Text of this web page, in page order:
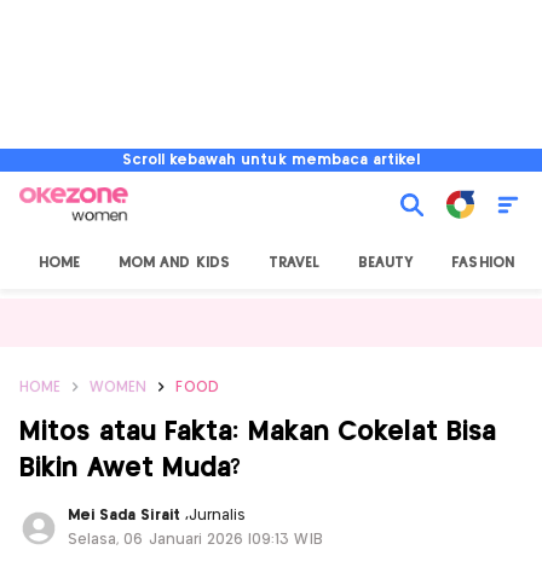
Scroll kebawah untuk membaca artikel
HOME MOM AND KIDS TRAVEL BEAUTY FASHION
HOME WOMEN FOOD
Mitos atau Fakta: Makan Cokelat Bisa
Bikin Awet Muda?
Mei Sada Sirait ,Jurnalis
Selasa, 06 Januari 2026 |09:13 WIB